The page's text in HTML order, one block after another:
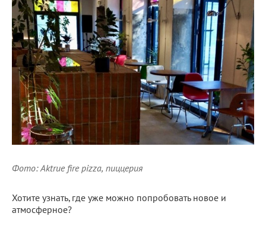
Фото: Aktrue fire pizza, пиццерия
Хотите узнать, где уже можно попробовать новое и
атмосферное?